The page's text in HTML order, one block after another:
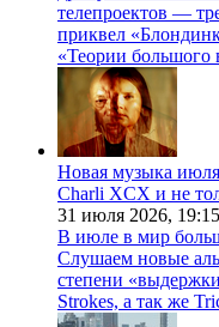
телепроектов —
приквел
«Теории большого
Новая музыка
Charli XCX и не
31 июля 2026, 19:15
В июле в мир
Слушаем новые
степени
Strokes, а так же